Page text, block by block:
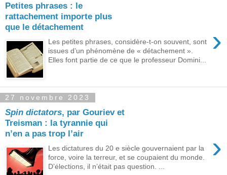
Petites phrases : le
rattachement importe plus
que le détachement
›
Les petites phrases, considère-t-on souvent, sont
issues d’un phénomène de « détachement ».
Elles font partie de ce que le professeur Domini...
27 novembre 2023
Spin dictators, par Gouriev et
Treisman : la tyrannie qui
n’en a pas trop l’air
›
Les dictatures du 20 e siècle gouvernaient par la
force, voire la terreur, et se coupaient du monde.
D’élections, il n’était pas question. ...